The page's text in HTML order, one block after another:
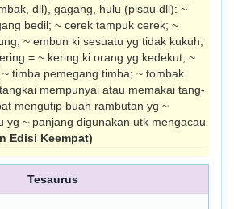
dll), gagang, hulu (pisau dll): ~
bedil; ~ cerek tampuk cerek; ~
~ embun ki sesuatu yg tidak kukuh;
= ~ kering ki orang yg kedekut; ~
timba pemegang timba; ~ tombak
mempunyai atau memakai tang­
mengutip buah rambutan yg ~
yg ~ panjang digunakan utk mengacau
Edisi Keempat)
Tesaurus